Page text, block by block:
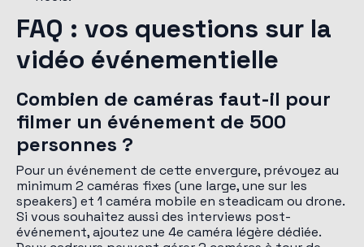
FAQ : vos questions sur la
vidéo événementielle
Combien de caméras faut-il pour
filmer un événement de 500
personnes ?
Pour un événement de cette envergure, prévoyez au
minimum 2 caméras fixes (une large, une sur les
speakers) et 1 caméra mobile en steadicam ou drone.
Si vous souhaitez aussi des interviews post-
événement, ajoutez une 4e caméra légère dédiée.